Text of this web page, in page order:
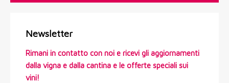
Newsletter
Rimani in contatto con noi e ricevi gli aggiornamenti
dalla vigna e dalla cantina e le offerte speciali sui
vini!